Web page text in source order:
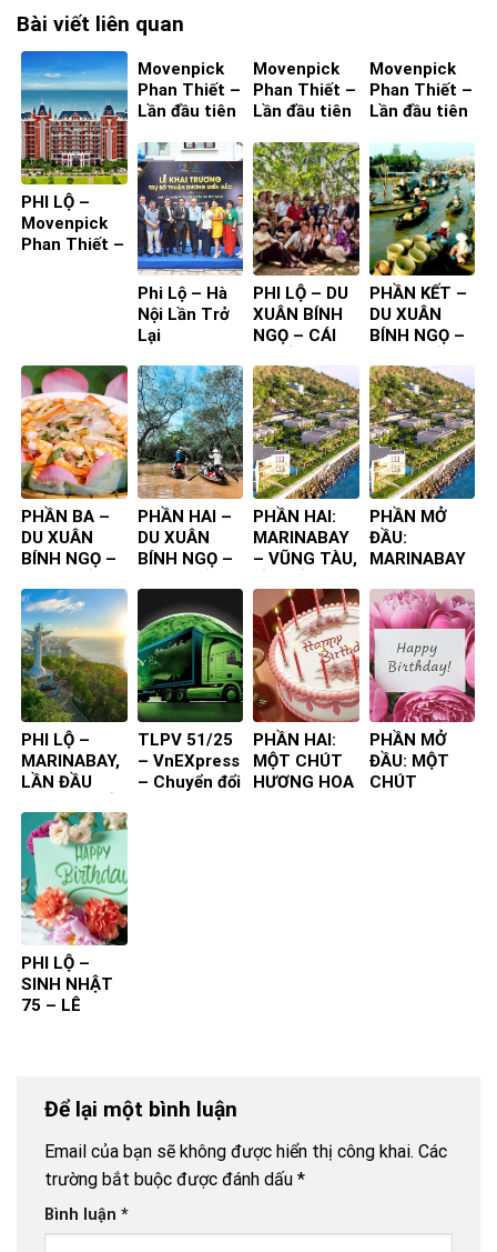
Bài viết liên quan
PHI LỘ –
Movenpick
Phan Thiết –
Movenpick
Phan Thiết –
Lần đầu tiên
4
Movenpick
Phan Thiết –
Lần đầu tiên
2
Movenpick
Phan Thiết –
Lần đầu tiên
1
Phi Lộ – Hà
Nội Lần Trở
Lại
PHI LỘ – DU
XUÂN BÍNH
NGỌ – CÁI
THÁP
PHẦN KẾT –
DU XUÂN
BÍNH NGỌ –
THÁP
PHẦN BA –
DU XUÂN
BÍNH NGỌ –
THÁP
PHẦN HAI –
DU XUÂN
BÍNH NGỌ –
PHẦN HAI:
MARINABAY
– VŨNG TÀU,
TIÊN TA ĐẾN
PHẦN MỞ
ĐẦU:
MARINABAY
LẦN ĐẦU
TIÊN TA ĐẾN
PHI LỘ –
MARINABAY,
LẦN ĐẦU
TLPV 51/25
– VnEXpress
– Chuyển đổi
PHẦN HAI:
MỘT CHÚT
HƯƠNG HOA
PHẦN MỞ
ĐẦU: MỘT
CHÚT
PHI LỘ –
SINH NHẬT
75 – LÊ
Để lại một bình luận
Email của bạn sẽ không được hiển thị công khai. Các
trường bắt buộc được đánh dấu *
Bình luận *